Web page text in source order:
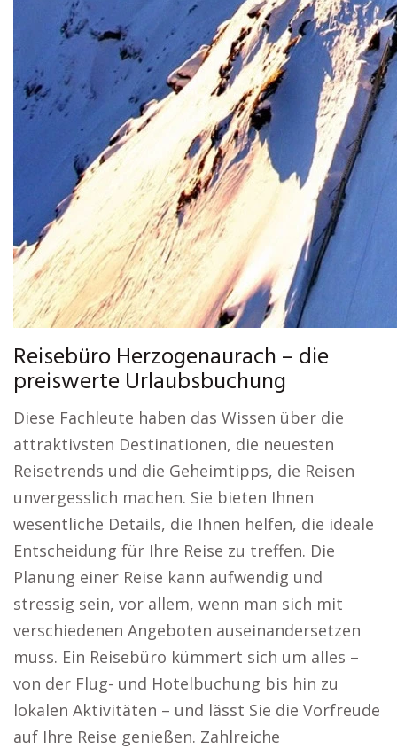
Reisebüro Herzogenaurach – die
preiswerte Urlaubsbuchung
Diese Fachleute haben das Wissen über die
attraktivsten Destinationen, die neuesten
Reisetrends und die Geheimtipps, die Reisen
unvergesslich machen. Sie bieten Ihnen
wesentliche Details, die Ihnen helfen, die ideale
Entscheidung für Ihre Reise zu treffen. Die
Planung einer Reise kann aufwendig und
stressig sein, vor allem, wenn man sich mit
verschiedenen Angeboten auseinandersetzen
muss. Ein Reisebüro kümmert sich um alles –
von der Flug- und Hotelbuchung bis hin zu
lokalen Aktivitäten – und lässt Sie die Vorfreude
auf Ihre Reise genießen. Zahlreiche